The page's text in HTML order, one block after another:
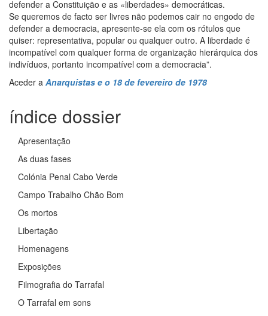
defender a Constituição e as «liberdades» democráticas.
Se queremos de facto ser livres não podemos cair no engodo de
defender a democracia, apresente-se ela com os rótulos que
quiser: representativa, popular ou qualquer outro. A liberdade é
incompatível com qualquer forma de organização hierárquica dos
indivíduos, portanto incompatível com a democracia”.
Aceder a Anarquistas e o 18 de fevereiro de 1978
índice dossier
Apresentação
As duas fases
Colónia Penal Cabo Verde
Campo Trabalho Chão Bom
Os mortos
Libertação
Homenagens
Exposições
Filmografia do Tarrafal
O Tarrafal em sons